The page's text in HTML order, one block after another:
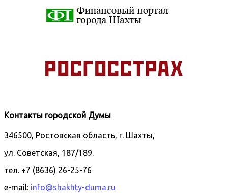
Контакты городской Думы
346500, Ростовская область, г. Шахты,
ул. Советская, 187/189.
тел. +7 (8636) 26-25-76
e-mail: info@shakhty-duma.ru